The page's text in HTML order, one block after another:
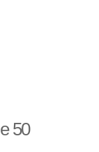
50